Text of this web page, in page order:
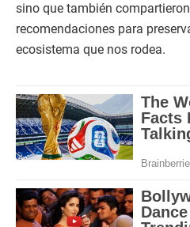
sino que también
recomendaciones para
ecosistema que nos rodea.